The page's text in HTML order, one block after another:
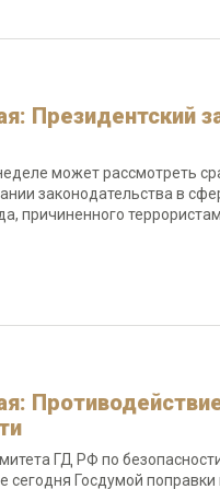
Президентский
может рассмотреть
законодательства в
причиненного
ГД РФ по
Госдумой поправки